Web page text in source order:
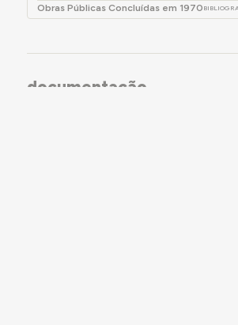
Obras Públicas Concluídas em 1970
documentação